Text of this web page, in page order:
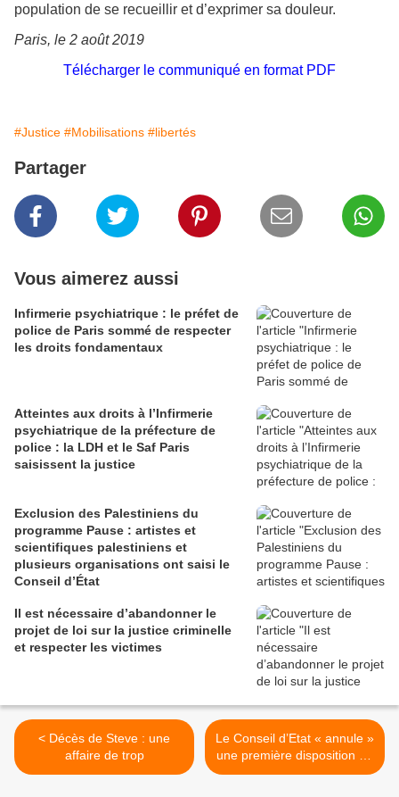
population de se recueillir et d’exprimer sa douleur.
Paris, le 2 août 2019
Télécharger le communiqué en format PDF
#Justice #Mobilisations #libertés
Partager
Vous aimerez aussi
Infirmerie psychiatrique : le préfet de
police de Paris sommé de respecter
les droits fondamentaux
Atteintes aux droits à l’Infirmerie
psychiatrique de la préfecture de
police : la LDH et le Saf Paris
saisissent la justice
Exclusion des Palestiniens du
programme Pause : artistes et
scientifiques palestiniens et
plusieurs organisations ont saisi le
Conseil d’État
Il est nécessaire d’abandonner le
projet de loi sur la justice criminelle
et respecter les victimes
< Décès de Steve : une
affaire de trop
Le Conseil d’Etat « annule »
une première disposition de
la loi Collomb >